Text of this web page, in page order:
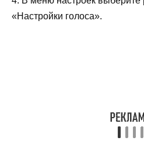
«Настройки голоса».